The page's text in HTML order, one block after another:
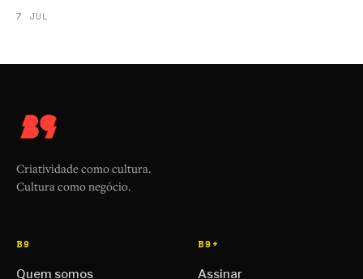
7 JUL
Criatividade como cultura.
Cultura como negócio.
B9
Quem somos
B9+
Assinar